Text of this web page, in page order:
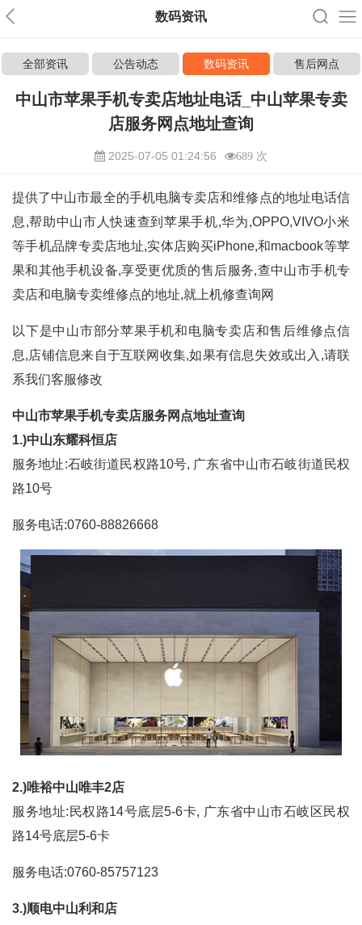
数码资讯
全部资讯 公告动态 数码资讯 售后网点
中山市苹果手机专卖店地址电话_中山苹果专卖
店服务网点地址查询
2025-07-05 01:24:56 689 次
提供了中山市最全的手机电脑专卖店和维修点的地址电话信
息,帮助中山市人快速查到苹果手机,华为,OPPO,VIVO小米
等手机品牌专卖店地址,实体店购买iPhone,和macbook等苹
果和其他手机设备,享受更优质的售后服务,查中山市手机专
卖店和电脑专卖维修点的地址,就上机修查询网
以下是中山市部分苹果手机和电脑专卖店和售后维修点信
息,店铺信息来自于互联网收集,如果有信息失效或出入,请联
系我们客服修改
中山市苹果手机专卖店服务网点地址查询
1.)中山东耀科恒店
服务地址:石岐街道民权路10号, 广东省中山市石岐街道民权
路10号
服务电话:0760-88826668
2.)唯裕中山唯丰2店
服务地址:民权路14号底层5-6卡, 广东省中山市石岐区民权
路14号底层5-6卡
服务电话:0760-85757123
3.)顺电中山利和店